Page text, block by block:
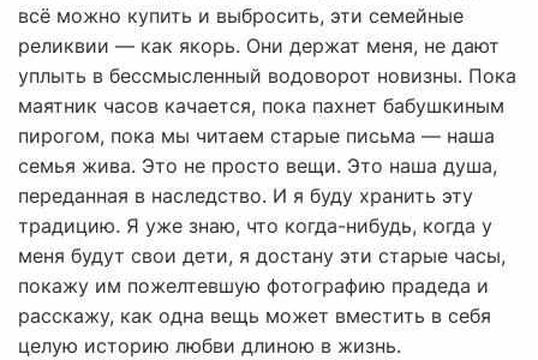
всё можно купить и выбросить, эти семейные
реликвии — как якорь. Они держат меня, не дают
уплыть в бессмысленный водоворот новизны. Пока
маятник часов качается, пока пахнет бабушкиным
пирогом, пока мы читаем старые письма — наша
семья жива. Это не просто вещи. Это наша душа,
переданная в наследство. И я буду хранить эту
традицию. Я уже знаю, что когда-нибудь, когда у
меня будут свои дети, я достану эти старые часы,
покажу им пожелтевшую фотографию прадеда и
расскажу, как одна вещь может вместить в себя
целую историю любви длиною в жизнь.